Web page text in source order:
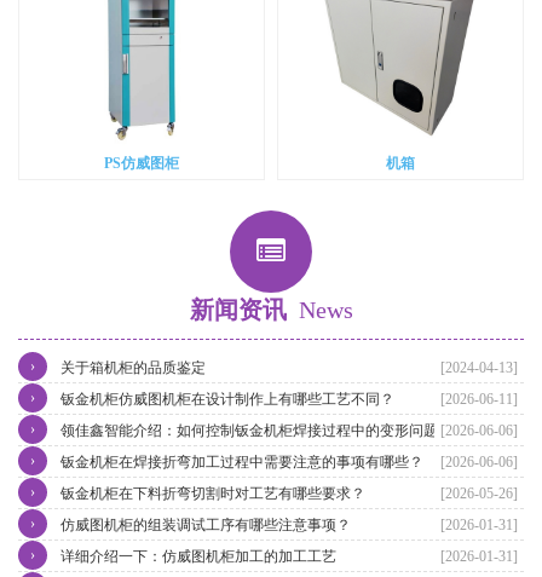
PS仿威图柜 机箱
新闻资讯 News
[2024-04-13]
关于箱机柜的品质鉴定
›
[2026-06-11]
钣金机柜仿威图机柜在设计制作上有哪些工艺不同？
›
[2026-06-06]
领佳鑫智能介绍：如何控制钣金机柜焊接过程中的变形问题？
›
[2026-06-06]
钣金机柜在焊接折弯加工过程中需要注意的事项有哪些？
›
[2026-05-26]
钣金机柜在下料折弯切割时对工艺有哪些要求？
›
[2026-01-31]
仿威图机柜的组装调试工序有哪些注意事项？
›
[2026-01-31]
详细介绍一下：仿威图机柜加工的加工工艺
›